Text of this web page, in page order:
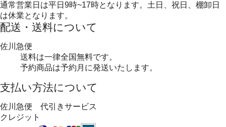
通常営業日は平日9時~17時となります。土日、祝日、棚卸日
は休業となります。
配送・送料について
佐川急便
送料は一律全国無料です。
予約商品は予約月に発送いたします。
支払い方法について
佐川急便 代引きサービス
クレジット